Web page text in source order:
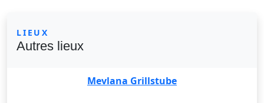
LIEUX
Autres lieux
Mevlana Grillstube